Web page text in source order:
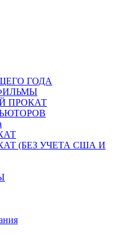
ГОДА
ПРОКАТ
(БЕЗ УЧЕТА США И